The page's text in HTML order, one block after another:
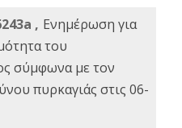
, Ενημέρωση για
του
σύμφωνα με τον
πυρκαγιάς στις 06-